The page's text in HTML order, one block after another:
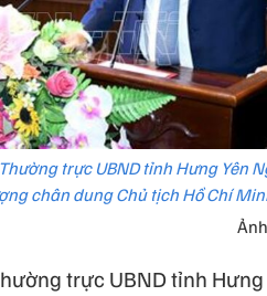
trực UBND tỉnh Hưng Yên
chân dung Chủ tịch Hồ Chí
trực UBND tỉnh Hưng